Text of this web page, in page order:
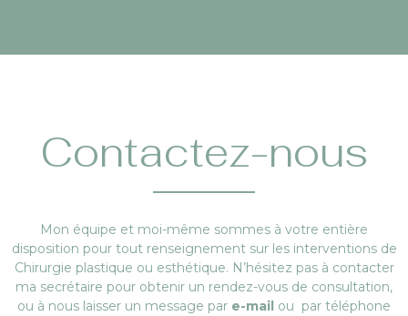
Contactez-nous
Mon équipe et moi-même sommes à votre entière
disposition pour tout renseignement sur les interventions de
Chirurgie plastique ou esthétique. N’hésitez pas à contacter
ma secrétaire pour obtenir un rendez-vous de consultation,
ou à nous laisser un message par e-mail ou par téléphone